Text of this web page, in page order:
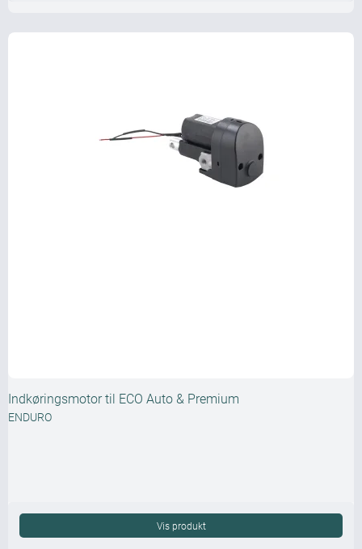
Indkøringsmotor til ECO Auto & Premium
ENDURO
Vis produkt